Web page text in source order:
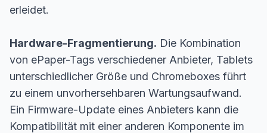
erleidet.
Hardware-Fragmentierung. Die Kombination
von ePaper-Tags verschiedener Anbieter, Tablets
unterschiedlicher Größe und Chromeboxes führt
zu einem unvorhersehbaren Wartungsaufwand.
Ein Firmware-Update eines Anbieters kann die
Kompatibilität mit einer anderen Komponente im